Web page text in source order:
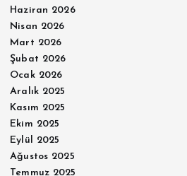
Haziran 2026
Nisan 2026
Mart 2026
Şubat 2026
Ocak 2026
Aralık 2025
Kasım 2025
Ekim 2025
Eylül 2025
Ağustos 2025
Temmuz 2025